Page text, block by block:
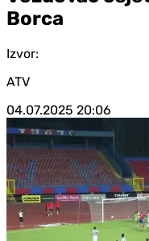
Borca
Izvor:
ATV
04.07.2025 20:06